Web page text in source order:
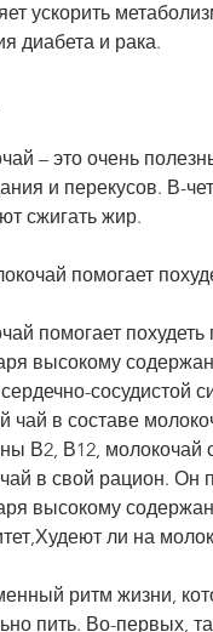
ускорить
диабета и рака.
– это очень
и перекусов. В-
сжигать жир.
помогает
помогает
высокому
сосудистой
чай в составе
В2, В12, молокочай
в свой рацион. Он
высокому
ли на
ритм жизни,
пить. Во-первых,